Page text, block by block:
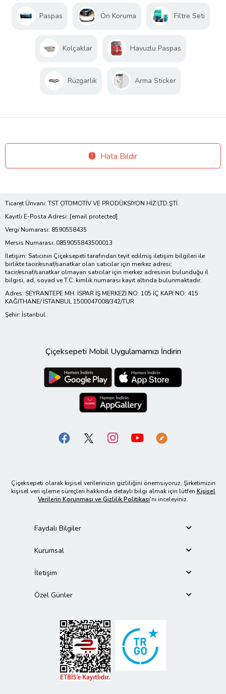
Paspas Ön Koruma Filtre Seti
Kolçaklar Havuzlu Paspas
Rüzgarlık Arma Sticker
Hata Bildir
Ticaret Ünvanı: TST OTOMOTİV VE PRODÜKSİYON HİZ.LTD.ŞTİ.
Kayıtlı E-Posta Adresi: [email protected]
Vergi Numarası: 8590558435
Mersis Numarası: 0859055843500013
İletişim: Satıcının Çiçeksepeti tarafından teyit edilmiş iletişim bilgileri ile
birlikte tacir/esnaf/sanatkar olan satıcılar için merkez adresi;
tacir/esnaf/sanatkar olmayan satıcılar için merkez adresinin bulunduğu il
bilgisi, ad, soyad ve T.C. kimlik numarası kayıt altında bulunmaktadır.
Adres: SEYRANTEPE MH. İSPAR İŞ MERKEZİ NO: 105 İÇ KAPI NO: 415
KAĞITHANE/ İSTANBUL 1500047008/342/TUR
Şehir: İstanbul
Çiçeksepeti Mobil Uygulamamızı İndirin
Çiçeksepeti olarak kişisel verilerinizin gizliliğini önemsiyoruz. Şirketimizin
kişisel veri işleme süreçleri hakkında detaylı bilgi almak için lütfen Kişisel
Verilerin Korunması ve Gizlilik Politikası’nı inceleyiniz.
Faydalı Bilgiler
Kurumsal
İletişim
Özel Günler